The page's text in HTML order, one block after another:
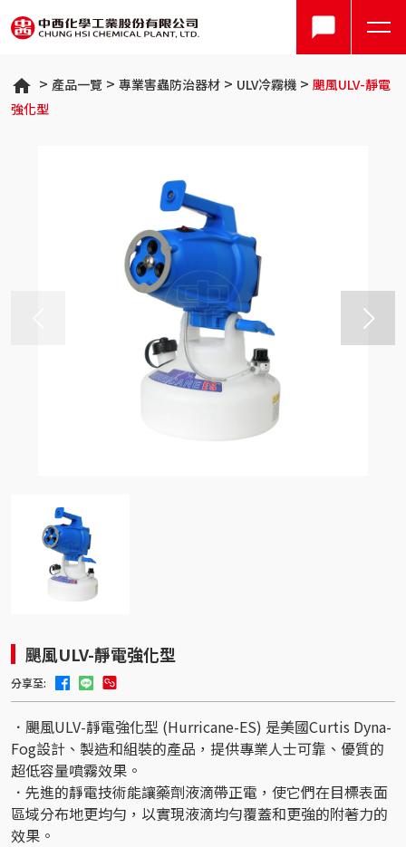
產品一覽 專業害蟲防治器材 ULV冷霧機
颶風ULV-靜電
強化型
颶風ULV-靜電強化型
分享至:
．颶風ULV-靜電強化型 (Hurricane-ES) 是美國Curtis Dyna-
Fog設計、製造和組裝的產品，提供專業人士可靠、優質的
超低容量噴霧效果。
．先進的靜電技術能讓藥劑液滴帶正電，使它們在目標表面
區域分布地更均勻，以實現液滴均勻覆蓋和更強的附著力的
效果。